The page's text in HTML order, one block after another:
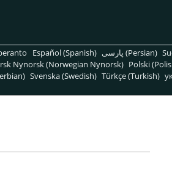
Español (Spanish) پارسی (Persian)
Nynorsk (Norwegian Nynorsk) Polski
Svenska (Swedish) Türkçe (Turkish)